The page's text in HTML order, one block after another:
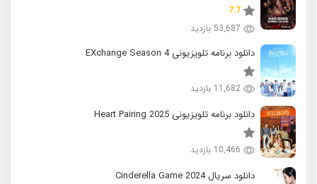
7.7
53,687 بازدید
دانلود برنامه تلویزیونی EXchange Season 4
11,682 بازدید
دانلود برنامه تلویزیونی 2025 Heart Pairing
10,466 بازدید
دانلود سریال 2024 Cinderella Game